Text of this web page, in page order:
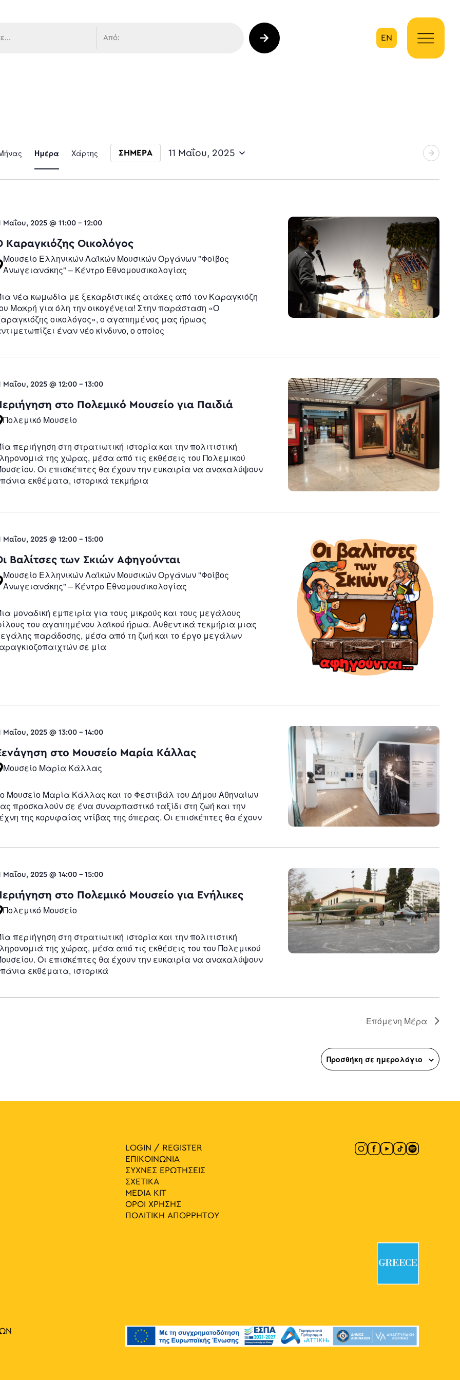
EN
Event
Navigation
Ημέρα Χάρτης ΣΗΜΕΡΑ 11 Μαΐου, 2025
Μαΐου, 2025 @ 11:00 -12:00
Καραγκιόζης Οικολόγος
Μουσείο Ελληνικών Λαϊκών Μουσικών Οργάνων "Φοίβος
Ανωγειανάκης" – Κέντρο Εθνομουσικολογίας
νέα κωμωδία με ξεκαρδιστικές ατάκες από τον Καραγκιόζη
Μακρή για όλη την οικογένεια! Στην παράσταση «Ο
οικολόγος», ο αγαπημένος μας ήρωας
έναν νέο κίνδυνο, ο οποίος
Μαΐου, 2025 @ 12:00 -13:00
στο Πολεμικό Μουσείο για Παιδιά
Πολεμικό Μουσείο
περιήγηση στη στρατιωτική ιστορία και την πολιτιστική
της χώρας, μέσα από τις εκθέσεις του Πολεμικού
Οι επισκέπτες θα έχουν την ευκαιρία να ανακαλύψουν
εκθέματα, ιστορικά τεκμήρια
Μαΐου, 2025 @ 12:00 -15:00
Βαλίτσες των Σκιών Αφηγούνται
Μουσείο Ελληνικών Λαϊκών Μουσικών Οργάνων "Φοίβος
Ανωγειανάκης" – Κέντρο Εθνομουσικολογίας
μοναδική εμπειρία για τους μικρούς και τους μεγάλους
του αγαπημένου λαϊκού ήρωα. Αυθεντικά τεκμήρια μιας
παράδοσης, μέσα από τη ζωή και το έργο μεγάλων
σε μία
Μαΐου, 2025 @ 13:00 -14:00
στο Μουσείο Μαρία Κάλλας
Μουσείο Μαρία Κάλλας
Μουσείο Μαρία Κάλλας και το Φεστιβάλ του Δήμου Αθηναίων
προσκαλούν σε ένα συναρπαστικό ταξίδι στη ζωή και την
της κορυφαίας ντίβας της όπερας. Οι επισκέπτες θα έχουν
Μαΐου, 2025 @ 14:00 -15:00
στο Πολεμικό Μουσείο για Ενήλικες
Πολεμικό Μουσείο
περιήγηση στη στρατιωτική ιστορία και την πολιτιστική
της χώρας, μέσα από τις εκθέσεις του του Πολεμικού
Οι επισκέπτες θα έχουν την ευκαιρία να ανακαλύψουν
εκθέματα, ιστορικά
Επόμενη Μέρα
Προσθήκη σε ημερολόγιο
LOGIN / REGISTER
ΕΠΙΚΟΙΝΩΝΙΑ
ΣΥΧΝΕΣ ΕΡΩΤΗΣΕΙΣ
ΣΧΕΤΙΚΑ
MEDIA ΚIT
ΟΡΟΙ ΧΡΗΣΗΣ
ΠΟΛΙΤΙΚΗ ΑΠΟΡΡΗΤΟΥ